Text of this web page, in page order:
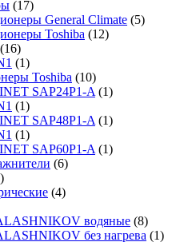
(17)
General Climate (5)
Toshiba (12)
(16)
(1)
Toshiba (10)
SAP24P1-A (1)
(1)
SAP48P1-A (1)
(1)
SAP60P1-A (1)
(6)
(4)
водяные (8)
без нагрева (1)